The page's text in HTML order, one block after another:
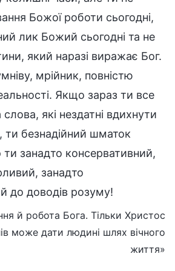
Божої роботи сьогодні,
лик Божий сьогодні та не
який наразі виражає Бог.
мрійник, повністю
Якщо зараз ти все
які нездатні вдихнути
безнадійний шматок
ти занадто консервативний,
занадто
до доводів розуму!
й робота Бога. Тільки Христос
може дати людині шлях вічного
життя»